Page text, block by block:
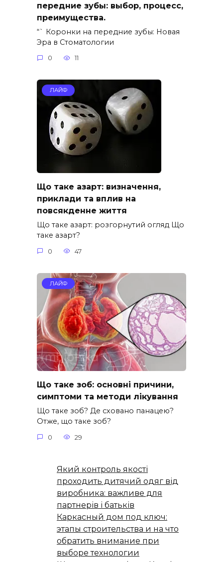
передние зубы: выбор, процесс,
преимущества.
“` Коронки на передние зубы: Новая
Эра в Стоматологии
0 11
ЛАЙФ
Що таке азарт: визначення,
приклади та вплив на
повсякденне життя
Що таке азарт: розгорнутий огляд Що
таке азарт?
0 47
ЛАЙФ
Що таке зоб: основні причини,
симптоми та методи лікування
Що таке зоб? Де сховано панацею?
Отже, що таке зоб?
0 29
Який контроль якості
проходить дитячий одяг від
виробника: важливе для
партнерів і батьків
Каркасный дом под ключ:
этапы строительства и на что
обратить внимание при
выборе технологии